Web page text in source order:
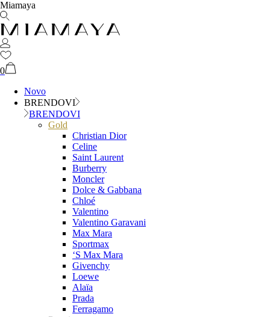
Miamaya
0
Novo
BRENDOVI
BRENDOVI
Gold
Christian Dior
Celine
Saint Laurent
Burberry
Moncler
Dolce & Gabbana
Chloé
Valentino
Valentino Garavani
Max Mara
Sportmax
‘S Max Mara
Givenchy
Loewe
Alaïa
Prada
Ferragamo